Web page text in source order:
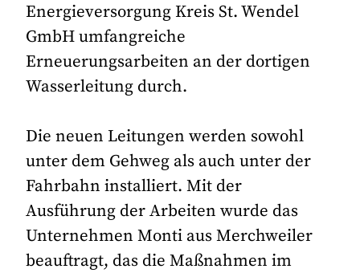
Energieversorgung Kreis St. Wendel
GmbH umfangreiche
Erneuerungsarbeiten an der dortigen
Wasserleitung durch.
Die neuen Leitungen werden sowohl
unter dem Gehweg als auch unter der
Fahrbahn installiert. Mit der
Ausführung der Arbeiten wurde das
Unternehmen Monti aus Merchweiler
beauftragt, das die Maßnahmen im